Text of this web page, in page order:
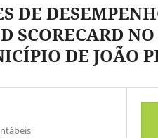
DE
SCORECARD
DE JOÃO